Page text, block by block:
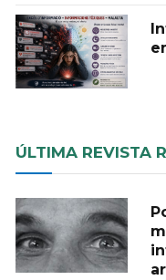
ÚLTIMA REVISTA